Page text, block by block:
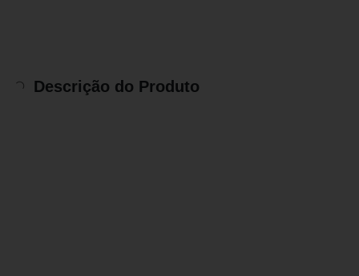
Descrição do Produto